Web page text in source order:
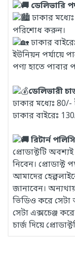
ডেলিভারি
ঢাকার
পরিশোধ করুন।
ঢাকার
ইউনিয়ন পর্যায়ে
পণ্য হাতে
ডেলিভারী
ঢাকার মধ্যেঃ 80/-
ঢাকার বাইরেঃ
রিটার্ন
প্রোডাক্টটি
নিবেন। প্রোডাক্ট
আমাদের
জানাবেন।
ভিডিও করে সেটা
সেটা এক্সচেঞ্জ
চার্জ দিয়ে